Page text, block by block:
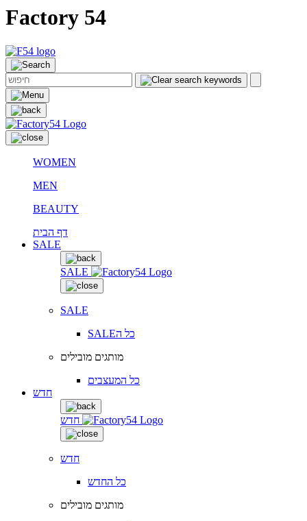
Factory 54
WOMEN
MEN
BEAUTY
דף הבית
SALE
SALE
SALE
SALEכל ה
מותגים מובילים
כל המעצבים
חדש
חדש
חדש
כל החדש
מותגים מובילים